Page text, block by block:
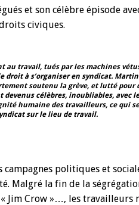
et son célèbre épisode
civiques.
au travail, tués par les machines
droit à s’organiser en syndicat.
soutenu la grève, et lutté pour
célèbres, inoubliables, avec
humaine des travailleurs, ce qui
sur le lieu de travail.
campagnes politiques et
Malgré la fin de la
Jim Crow »…, les travailleurs